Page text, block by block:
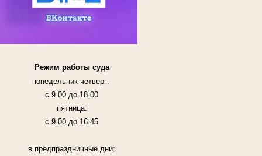
Режим работы суда
понедельник-четверг:
с 9.00 до 18.00
пятница:
с 9.00 до 16.45
в предпраздничные дни: